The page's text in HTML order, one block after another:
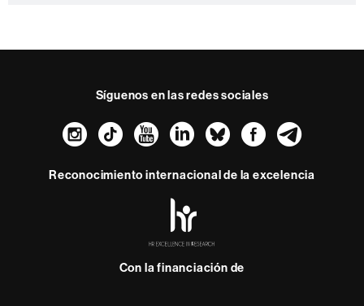
Síguenos en las redes sociales
Instagram
TikTokYouTube
LinkedIn
Bluesky
Reconocimiento internacional de la excelencia
-
Con la financiación de